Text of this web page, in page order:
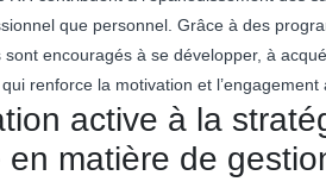
que personnel. Grâce à des
sont encouragés à se développer, à
renforce la motivation et l’engagement
active à la
en matière de